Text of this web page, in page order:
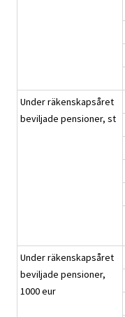
Under räkenskapsåret
beviljade pensioner, st
Under räkenskapsåret
beviljade pensioner,
1000 eur